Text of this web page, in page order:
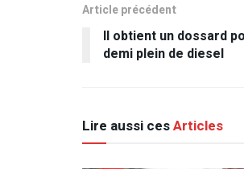
Article précédent
Il obtient un dossard
demi plein de diesel
Lire aussi cesArticles